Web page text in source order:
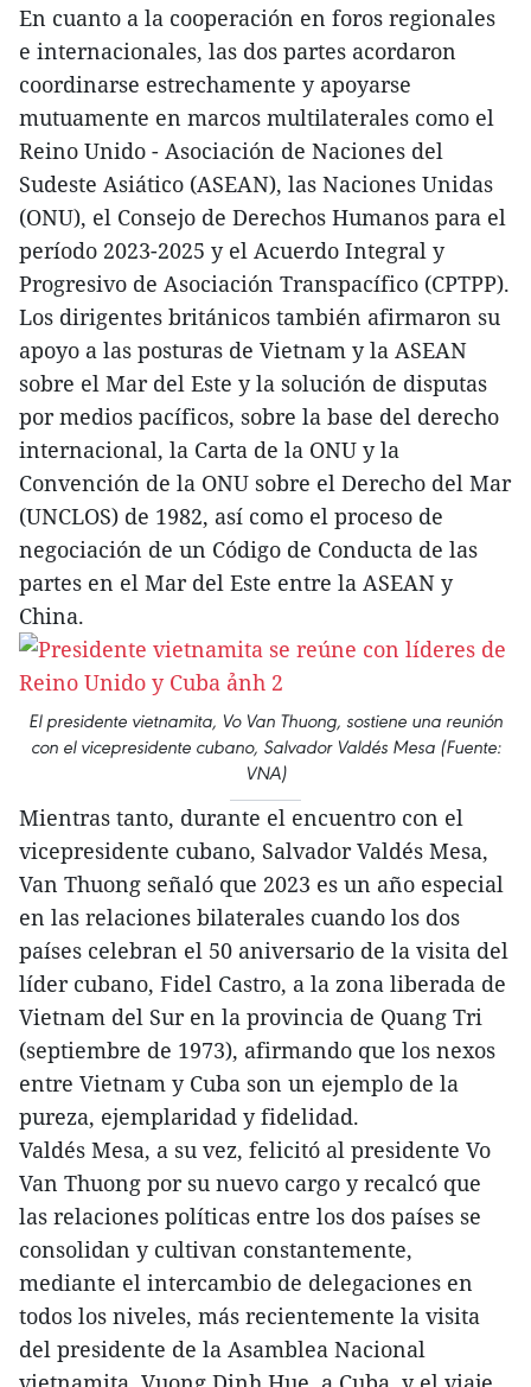
En cuanto a la cooperación en foros regionales
e internacionales, las dos partes acordaron
coordinarse estrechamente y apoyarse
mutuamente en marcos multilaterales como el
Reino Unido - Asociación de Naciones del
Sudeste Asiático (ASEAN), las Naciones Unidas
(ONU), el Consejo de Derechos Humanos para el
período 2023-2025 y el Acuerdo Integral y
Progresivo de Asociación Transpacífico (CPTPP).
Los dirigentes británicos también afirmaron su
apoyo a las posturas de Vietnam y la ASEAN
sobre el Mar del Este y la solución de disputas
por medios pacíficos, sobre la base del derecho
internacional, la Carta de la ONU y la
Convención de la ONU sobre el Derecho del Mar
(UNCLOS) de 1982, así como el proceso de
negociación de un Código de Conducta de las
partes en el Mar del Este entre la ASEAN y
China.
El presidente vietnamita, Vo Van Thuong, sostiene una reunión
con el vicepresidente cubano, Salvador Valdés Mesa (Fuente:
VNA)
Mientras tanto, durante el encuentro con el
vicepresidente cubano, Salvador Valdés Mesa,
Van Thuong señaló que 2023 es un año especial
en las relaciones bilaterales cuando los dos
países celebran el 50 aniversario de la visita del
líder cubano, Fidel Castro, a la zona liberada de
Vietnam del Sur en la provincia de Quang Tri
(septiembre de 1973), afirmando que los nexos
entre Vietnam y Cuba son un ejemplo de la
pureza, ejemplaridad y fidelidad.
Valdés Mesa, a su vez, felicitó al presidente Vo
Van Thuong por su nuevo cargo y recalcó que
las relaciones políticas entre los dos países se
consolidan y cultivan constantemente,
mediante el intercambio de delegaciones en
todos los niveles, más recientemente la visita
del presidente de la Asamblea Nacional